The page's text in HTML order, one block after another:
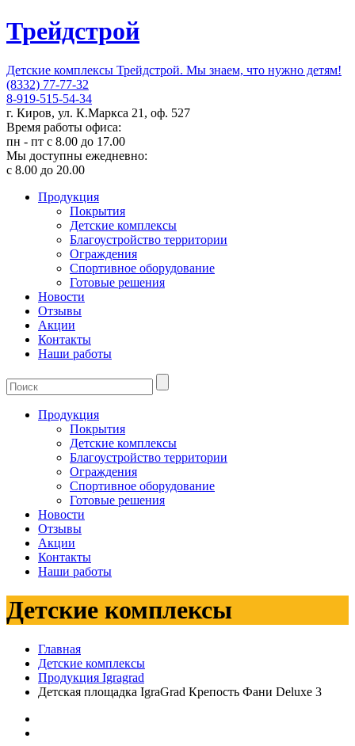
Трейдстрой
Детские комплексы Трейдстрой. Мы знаем, что нужно детям!
(8332) 77-77-32
8-919-515-54-34
г. Киров, ул. К.Маркса 21, оф. 527
Время работы офиса:
пн - пт с 8.00 до 17.00
Мы доступны ежедневно:
с 8.00 до 20.00
Продукция
Покрытия
Детские комплексы
Благоустройство территории
Ограждения
Спортивное оборудование
Готовые решения
Новости
Отзывы
Акции
Контакты
Наши работы
Продукция
Покрытия
Детские комплексы
Благоустройство территории
Ограждения
Спортивное оборудование
Готовые решения
Новости
Отзывы
Акции
Контакты
Наши работы
Детские комплексы
Главная
Детские комплексы
Продукция Igragrad
Детская площадка IgraGrad Крепость Фани Deluxe 3